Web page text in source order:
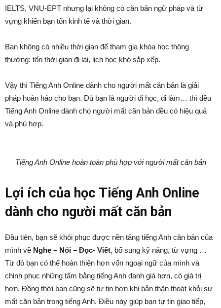
IELTS, VNU-EPT nhưng lại không có căn bản ngữ pháp và từ
vựng khiến bạn tốn kinh tế và thời gian.
Bạn không có nhiều thời gian để tham gia khóa học thông
thường: tốn thời gian đi lại, lịch học khó sắp xếp.
Vậy thì Tiếng Anh Online dành cho người mất căn bản là giải
pháp hoàn hảo cho bạn. Dù bạn là người đi học, đi làm… thì đều
Tiếng Anh Online dành cho người mất căn bản đều có hiệu quả
và phù hợp.
Tiếng Anh Online hoàn toàn phù hợp với người mất căn bản
Lợi ích của học Tiếng Anh Online
dành cho người mất căn bản
Đầu tiên, bạn sẽ khôi phục được nền tảng tiếng Anh căn bản của
mình về Nghe – Nói – Đọc- Viết, bổ sung kỹ năng, từ vựng …
Từ đó bạn có thể hoàn thiện hơn vốn ngoại ngữ của mình và
chinh phục những tấm bằng tiếng Anh danh giá hơn, có giá trị
hơn. Đồng thời bạn cũng sẽ tự tin hơn khi bản thân thoát khỏi sự
mất căn bản trong tiếng Anh. Điều này giúp bạn tự tin giao tiếp,